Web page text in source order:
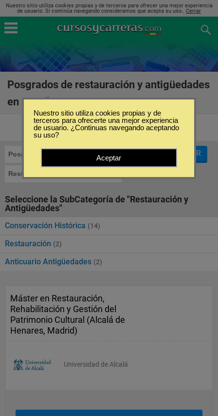
Nuestro sitio utiliza cookies propias y de terceros para ofrecer una mejor experiencia
de usuario. Si continúa navegando consideramos que acepta su uso.. Cerrar
Posgrados de restauración y antigüedades
en España
Posgrados
Restauración y Antigüedades
FILTRAR
Seleccione la SubCategoría de "Restauración y
Antigüedades"
Conservación Histórica (14)
Restauración (2)
Anticuario Antigüedades (2)
Máster en Restauración,
Rehabilitación y Gestión del
Patrimonio Cultural (Alcalá de
Henares, Madrid)
Universidad de Alcalá
Nuestro sitio utiliza cookies propias y de
terceros para ofrecerte una mejor experiencia
de usuario. ¿Continuas navegando aceptando
su uso?
Aceptar